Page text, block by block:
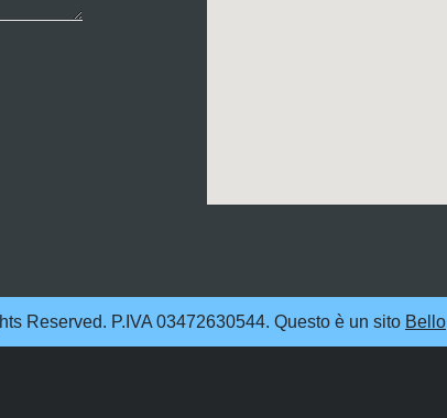
Reserved. P.IVA 03472630544. Questo è un sito Bello